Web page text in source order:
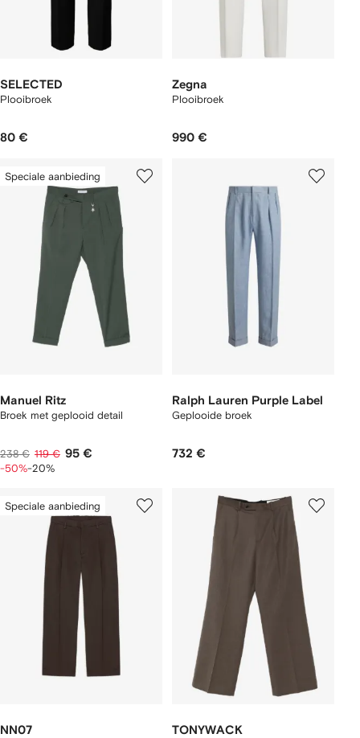
SELECTED
Plooibroek
80 €
Zegna
Plooibroek
990 €
Speciale aanbieding
Manuel Ritz
Broek met geplooid detail
238 € 119 € 95 €
-50%-20%
Ralph Lauren Purple Label
Geplooide broek
732 €
Speciale aanbieding
NN07 TONYWACK